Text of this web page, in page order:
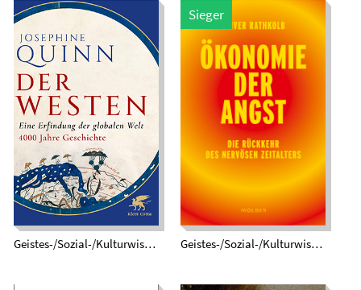
Der Westen. Eine
Erfindung der
globalen Welt. 4000
Jahre Geschichte
Geistes-/Sozial-/Kulturwissenschaften
Ökonomie der Angst.
Die Rückkehr des
nervösen Zeitalters
Geistes-/Sozial-/Kulturwissenschaften